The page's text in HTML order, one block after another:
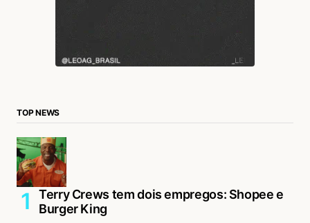
TOP NEWS
Terry Crews tem dois empregos: Shopee e
Burger King